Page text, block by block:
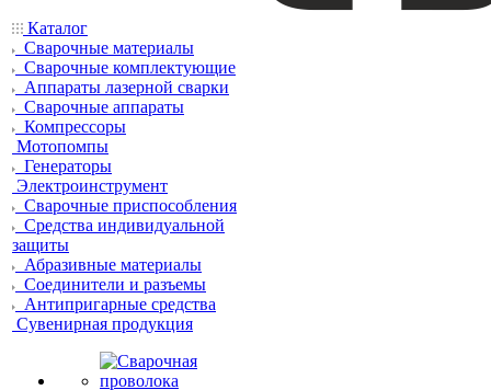
Каталог
Сварочные материалы
Сварочные комплектующие
Аппараты лазерной сварки
Сварочные аппараты
Компрессоры
Мотопомпы
Генераторы
Электроинструмент
Сварочные приспособления
Средства индивидуальной
защиты
Абразивные материалы
Соединители и разъемы
Антипригарные средства
Сувенирная продукция